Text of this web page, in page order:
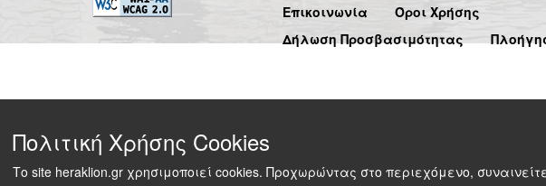
Επικοινωνία
Όροι Χρήσης
Δήλωση Προσβασιμότητας
Πολιτική Χρήσης Cookies
Το site heraklion.gr χρησιμοποιεί cookies. Προχωρώντας στο περιεχόμενο,